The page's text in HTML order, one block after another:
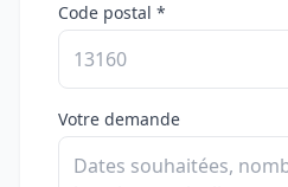
Code postal *
Votre demande